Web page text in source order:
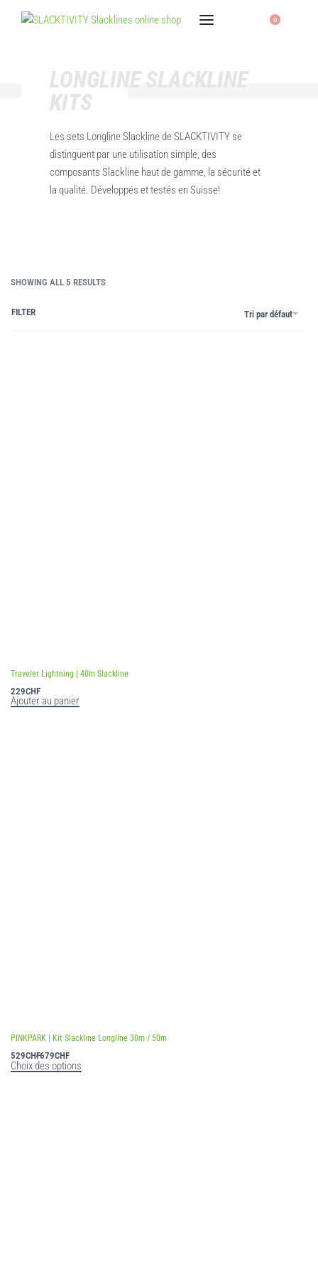
0
LONGLINE SLACKLINE
KITS
Les sets Longline Slackline de SLACKTIVITY se
distinguent par une utilisation simple, des
composants Slackline haut de gamme, la sécurité et
la qualité. Développés et testés en Suisse!
SHOWING ALL 5 RESULTS
Tri par défaut
FILTER
Traveler Lightning | 40m Slackline
229CHF
Ajouter au panier
PINKPARK | Kit Slackline Longline 30m / 50m
529CHF679CHF
Choix des options